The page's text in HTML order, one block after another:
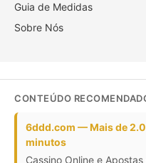
Guia de Medidas
Sobre Nós
CONTEÚDO
6ddd.com — Mais de
minutos
Cassino Online e